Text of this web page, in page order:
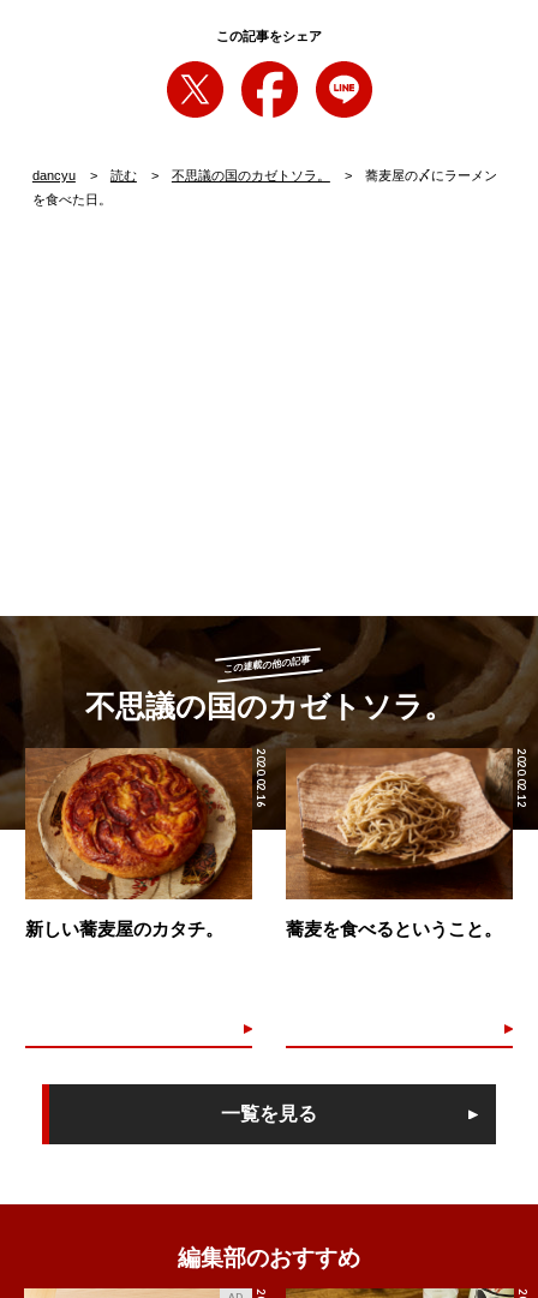
この記事をシェア
dancyu 読む 不思議の国のカゼトソラ。
蕎麦屋の〆にラーメン
を食べた日。
この連載の他の記事
不思議の国のカゼトソラ。
2020.02.16
新しい蕎麦屋のカタチ。
2020.02.12
蕎麦を食べるということ。
一覧を見る
編集部のおすすめ